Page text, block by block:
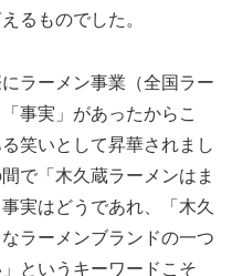
るものでした。
ラーメン事業（全国ラー
事実」があったからこ
笑いとして昇華されまし
で「木久蔵ラーメンはま
実はどうであれ、「木久
ラーメンブランドの一つ
というキーワードこそ